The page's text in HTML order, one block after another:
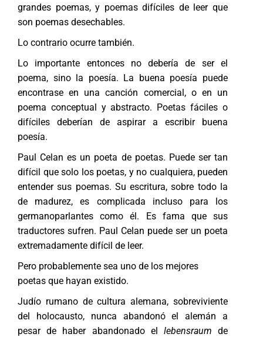
grandes poemas, y poemas difíciles de leer que
son poemas desechables.
Lo contrario ocurre también.
Lo importante entonces no debería de ser el
poema, sino la poesía. La buena poesía puede
encontrase en una canción comercial, o en un
poema conceptual y abstracto. Poetas fáciles o
difíciles deberían de aspirar a escribir buena
poesía.
Paul Celan es un poeta de poetas. Puede ser tan
difícil que solo los poetas, y no cualquiera, pueden
entender sus poemas. Su escritura, sobre todo la
de madurez, es complicada incluso para los
germanoparlantes como él. Es fama que sus
traductores sufren. Paul Celan puede ser un poeta
extremadamente difícil de leer.
Pero probablemente sea uno de los mejores
poetas que hayan existido.
Judío rumano de cultura alemana, sobreviviente
del holocausto, nunca abandonó el alemán a
pesar de haber abandonado el lebensraum de